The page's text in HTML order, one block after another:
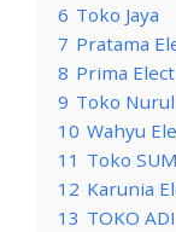
6 Toko Jaya
7 Pratama
8 Prima
9 Toko
10 Wahyu
11 Toko
12 Karunia
13 TOKO